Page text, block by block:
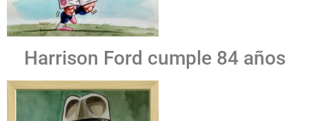
Harrison Ford cumple 84 años